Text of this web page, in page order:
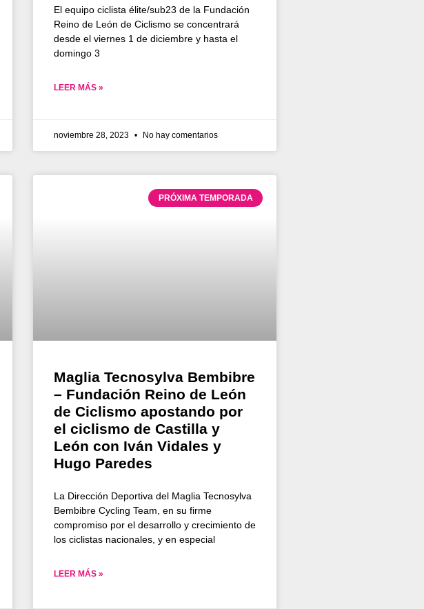
El equipo ciclista élite/sub23 de la Fundación
Reino de León de Ciclismo se concentrará
desde el viernes 1 de diciembre y hasta el
domingo 3
LEER MÁS »
noviembre 28, 2023 No hay comentarios
PRÓXIMA TEMPORADA
Maglia Tecnosylva Bembibre
– Fundación Reino de León
de Ciclismo apostando por
el ciclismo de Castilla y
León con Iván Vidales y
Hugo Paredes
La Dirección Deportiva del Maglia Tecnosylva
Bembibre Cycling Team, en su firme
compromiso por el desarrollo y crecimiento de
los ciclistas nacionales, y en especial
LEER MÁS »